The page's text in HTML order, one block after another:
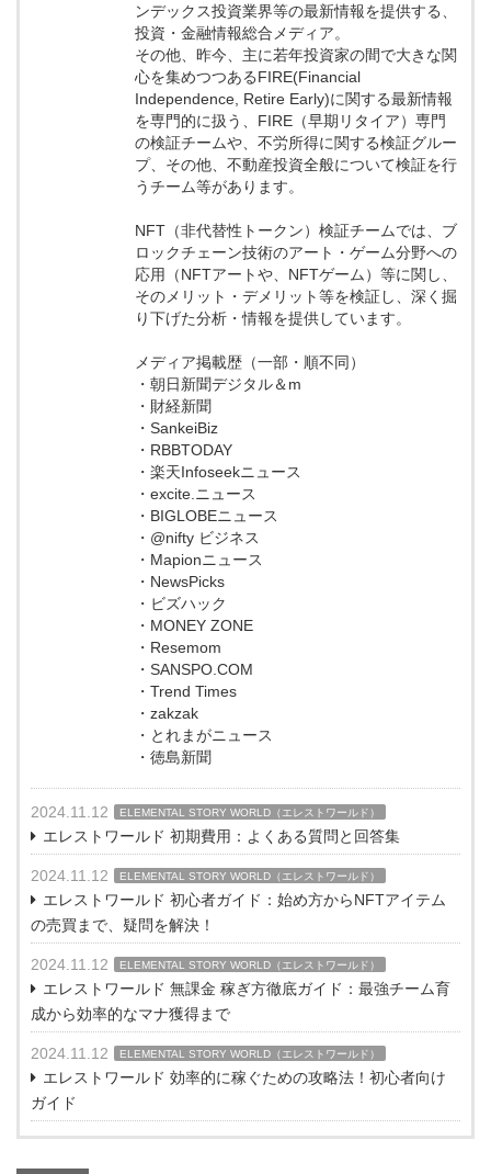
ンデックス投資業界等の最新情報を提供する、
投資・金融情報総合メディア。
その他、昨今、主に若年投資家の間で大きな関
心を集めつつあるFIRE(Financial
Independence, Retire Early)に関する最新情報
を専門的に扱う、FIRE（早期リタイア）専門
の検証チームや、不労所得に関する検証グルー
プ、その他、不動産投資全般について検証を行
うチーム等があります。
NFT（非代替性トークン）検証チームでは、ブ
ロックチェーン技術のアート・ゲーム分野への
応用（NFTアートや、NFTゲーム）等に関し、
そのメリット・デメリット等を検証し、深く掘
り下げた分析・情報を提供しています。
メディア掲載歴（一部・順不同）
・朝日新聞デジタル＆m
・財経新聞
・SankeiBiz
・RBBTODAY
・楽天Infoseekニュース
・excite.ニュース
・BIGLOBEニュース
・@nifty ビジネス
・Mapionニュース
・NewsPicks
・ビズハック
・MONEY ZONE
・Resemom
・SANSPO.COM
・Trend Times
・zakzak
・とれまがニュース
・徳島新聞
2024.11.12 ELEMENTAL STORY WORLD（エレストワールド）
エレストワールド 初期費用：よくある質問と回答集
2024.11.12 ELEMENTAL STORY WORLD（エレストワールド）
エレストワールド 初心者ガイド：始め方からNFTアイテム
の売買まで、疑問を解決！
2024.11.12 ELEMENTAL STORY WORLD（エレストワールド）
エレストワールド 無課金 稼ぎ方徹底ガイド：最強チーム育
成から効率的なマナ獲得まで
2024.11.12 ELEMENTAL STORY WORLD（エレストワールド）
エレストワールド 効率的に稼ぐための攻略法！初心者向け
ガイド